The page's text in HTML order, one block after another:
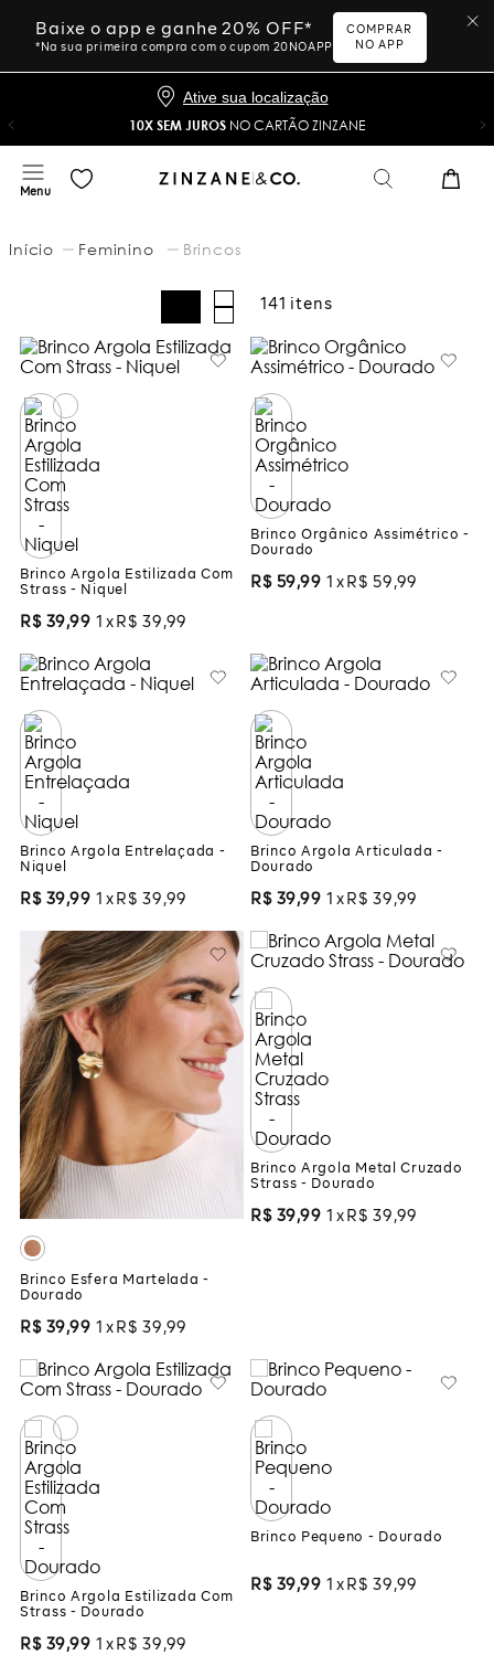
Baixe o app e ganhe 20% OFF*
*Na sua primeira compra com o cupom 20NOAPP
COMPRAR
NO APP
Ative sua localização
10X SEM JUROS NO CARTÃO ZINZANE
Feminino Brincos
141
Brinco Argola Estilizada Com
Strass - Niquel
R$ 39,99 1 R$ 39 ,99
Brinco Orgânico Assimétrico -
Dourado
R$ 59,99 1 R$ 59 ,99
Brinco Argola Entrelaçada -
Niquel
R$ 39,99 1 R$ 39 ,99
Brinco Argola Articulada -
Dourado
R$ 39,99 1 R$ 39 ,99
Brinco Esfera Martelada -
Dourado
R$ 39,99 1 R$ 39 ,99
Brinco Argola Metal Cruzado
Strass - Dourado
R$ 39,99 1 R$ 39 ,99
Brinco Argola Estilizada Com
Strass - Dourado
R$ 39,99 1 R$ 39 ,99
Brinco Pequeno - Dourado
R$ 39,99 1 R$ 39 ,99